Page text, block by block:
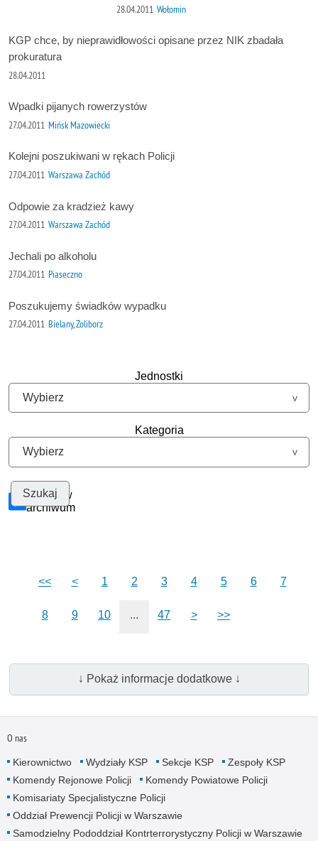
28.04.2011 Wołomin
KGP chce, by nieprawidłowości opisane przez NIK zbadała
prokuratura
28.04.2011
Wpadki pijanych rowerzystów
27.04.2011 Mińsk Mazowiecki
Kolejni poszukiwani w rękach Policji
27.04.2011 Warszawa Zachód
Odpowie za kradzież kawy
27.04.2011 Warszawa Zachód
Jechali po alkoholu
27.04.2011 Piaseczno
Poszukujemy świadków wypadku
27.04.2011 Bielany, Żoliborz
Jednostki
Kategoria
Szukaj w
archiwum
<< < 1 2 3 4 5 6 7
8 9 10 ... 47 > >>
↓ Pokaż informacje dodatkowe ↓
O nas
Kierownictwo Wydziały KSP Sekcje KSP
Zespoły KSP
Komendy Rejonowe Policji
Komendy Powiatowe Policji
Komisariaty Specjalistyczne Policji
Oddział Prewencji Policji w Warszawie
Samodzielny Pododdział Kontrterrorystyczny Policji w Warszawie